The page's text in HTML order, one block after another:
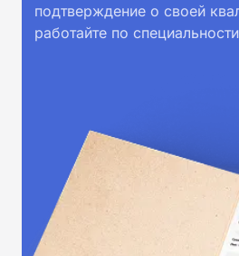
подтверждение о своей
работайте по